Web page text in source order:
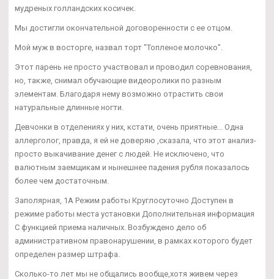
мудреных голландских косичек.
Мы достигли окончательной договоренности с ее отцом.
Мой муж в восторге, назвал торт "Топленое молочко".
Этот парень не просто участвовал и проводил соревнования,
но, также, снимал обучающие видеоролики по разным
элементам. Благодаря нему возможно отрастить свои
натуральные длинные ногти.
Девчонки в отделениях у них, кстати, очень приятные... Одна
аллерголог, правда, я ей не доверяю ,сказала, что этот анализ-
просто выкачивание денег с людей. Не исключено, что
валютным заемщикам и нынешнее падения рубля показалось
более чем достаточным.
Заполярная, 1А Режим работы Круглосуточно Доступен в
режиме работы места установки Дополнительная информация
С функцией приема наличных. Возбуждено дело об
административном правонарушении, в рамках которого будет
определен размер штрафа.
Сколько-то лет мы не общались вообще,хотя живем через